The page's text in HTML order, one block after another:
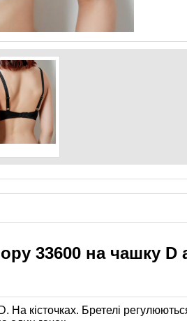
33600 на чашку D
На кісточках. Бретелі